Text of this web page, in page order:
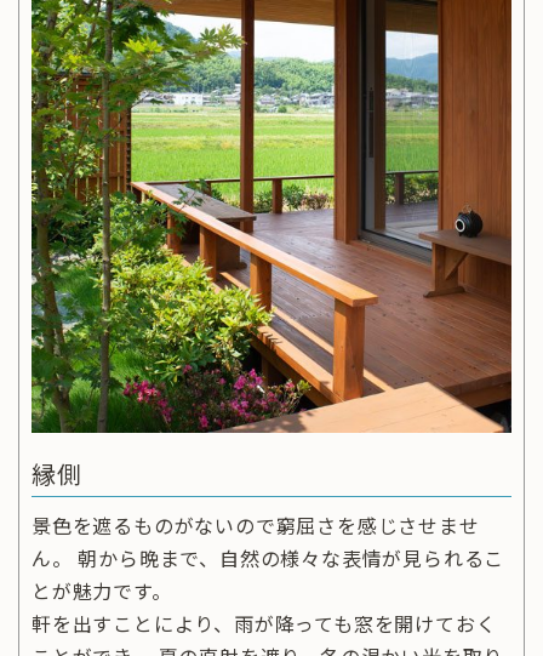
縁側
景色を遮るものがないので窮屈さを感じさせませ
ん。 朝から晩まで、自然の様々な表情が見られるこ
とが魅力です。
軒を出すことにより、雨が降っても窓を開けておく